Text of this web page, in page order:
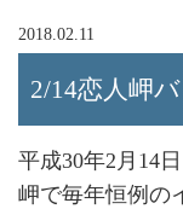
2018.02.11
2/14恋人岬
平成30年2月14
岬で毎年恒例の